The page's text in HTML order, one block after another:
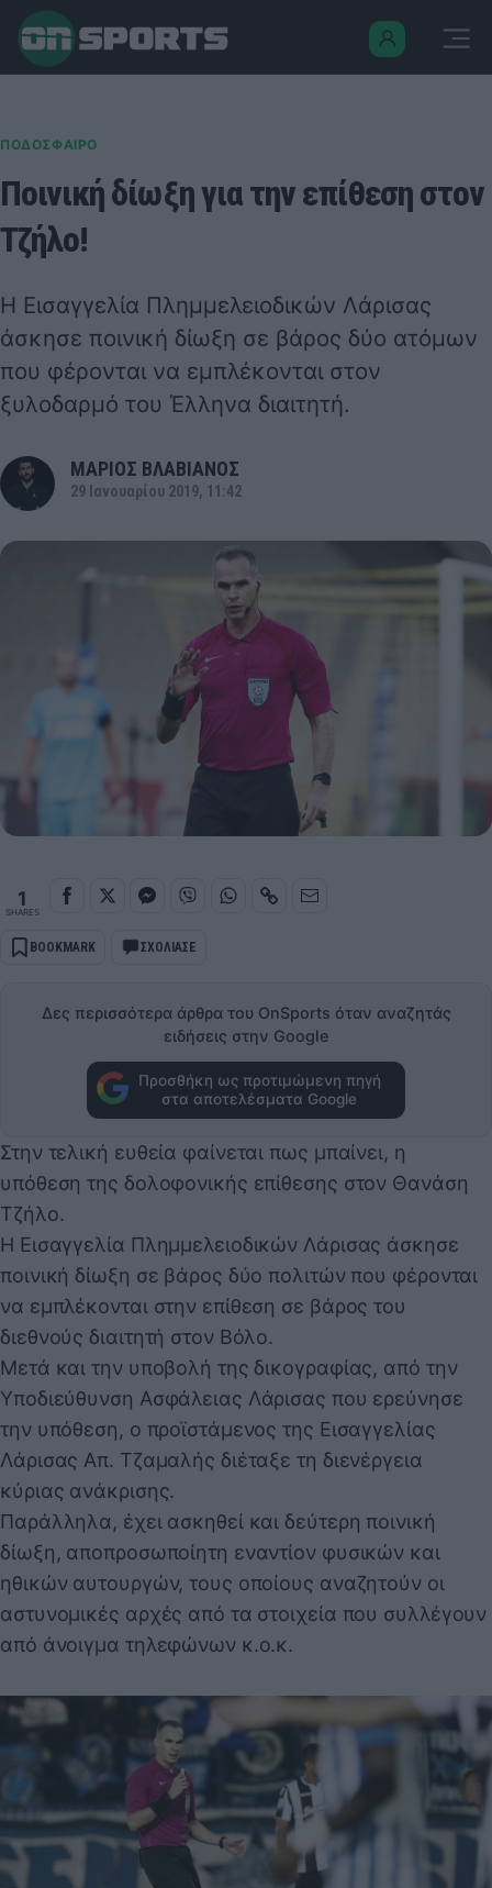
ΠΟΔΟΣΦΑΙΡΟ
Ποινική δίωξη για την επίθεση στον
Τζήλο!
Η Εισαγγελία Πλημμελειοδικών Λάρισας
άσκησε ποινική δίωξη σε βάρος δύο ατόμων
που φέρονται να εμπλέκονται στον
ξυλοδαρμό του Έλληνα διαιτητή.
ΜΑΡΙΟΣ ΒΛΑΒΙΑΝΟΣ
29 Ιανουαρίου 2019, 11:42
1
SHARES
BOOKMARK ΣΧΟΛΙΑΣΕ
Δες περισσότερα άρθρα του OnSports όταν αναζητάς
ειδήσεις στην Google
Προσθήκη ως προτιμώμενη πηγή
στα αποτελέσματα Google
Στην τελική ευθεία φαίνεται πως μπαίνει, η
υπόθεση της δολοφονικής επίθεσης στον Θανάση
Τζήλο.
Η Εισαγγελία Πλημμελειοδικών Λάρισας άσκησε
ποινική δίωξη σε βάρος δύο πολιτών που φέρονται
να εμπλέκονται στην επίθεση σε βάρος του
διεθνούς διαιτητή στον Βόλο.
Μετά και την υποβολή της δικογραφίας, από την
Υποδιεύθυνση Ασφάλειας Λάρισας που ερεύνησε
την υπόθεση, ο προϊστάμενος της Εισαγγελίας
Λάρισας Απ. Τζαμαλής διέταξε τη διενέργεια
κύριας ανάκρισης.
Παράλληλα, έχει ασκηθεί και δεύτερη ποινική
δίωξη, αποπροσωποίητη εναντίον φυσικών και
ηθικών αυτουργών, τους οποίους αναζητούν οι
αστυνομικές αρχές από τα στοιχεία που συλλέγουν
από άνοιγμα τηλεφώνων κ.ο.κ.